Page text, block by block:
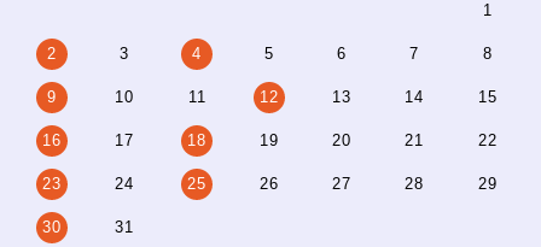
1
2 3 4 5 6 7 8
9 10 11 12 13 14 15
16 17 18 19 20 21 22
23 24 25 26 27 28 29
30 31